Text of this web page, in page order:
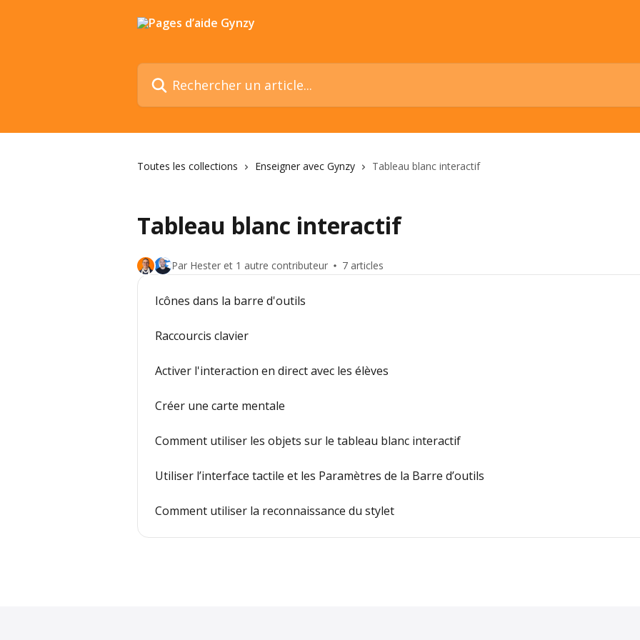
Rechercher un article...
Toutes les collections Enseigner avec Gynzy Tableau blanc interactif
Tableau blanc interactif
Par Hester et 1 autre contributeur 7 articles
Icônes dans la barre d'outils
Raccourcis clavier
Activer l'interaction en direct avec les élèves
Créer une carte mentale
Comment utiliser les objets sur le tableau blanc interactif
Utiliser l’interface tactile et les Paramètres de la Barre d’outils
Comment utiliser la reconnaissance du stylet